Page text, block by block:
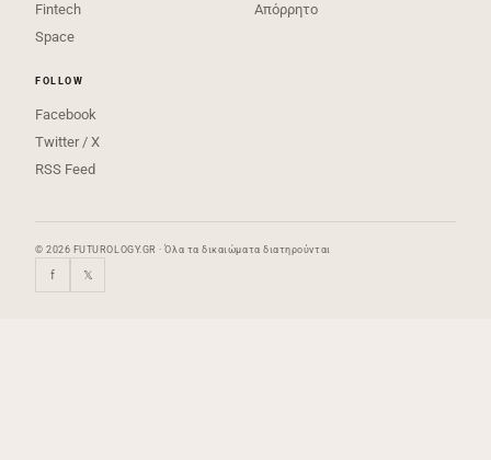
Fintech
Space
Απόρρητο
FOLLOW
Facebook
Twitter / X
RSS Feed
© 2026 FUTUROLOGY.GR · Όλα τα δικαιώματα διατηρούνται
f 𝕏